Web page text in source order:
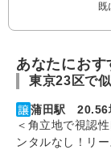
既
あなたにお
東京23区で
蒲田駅 20.56
＜角立地で視認
ンタルなし！リ